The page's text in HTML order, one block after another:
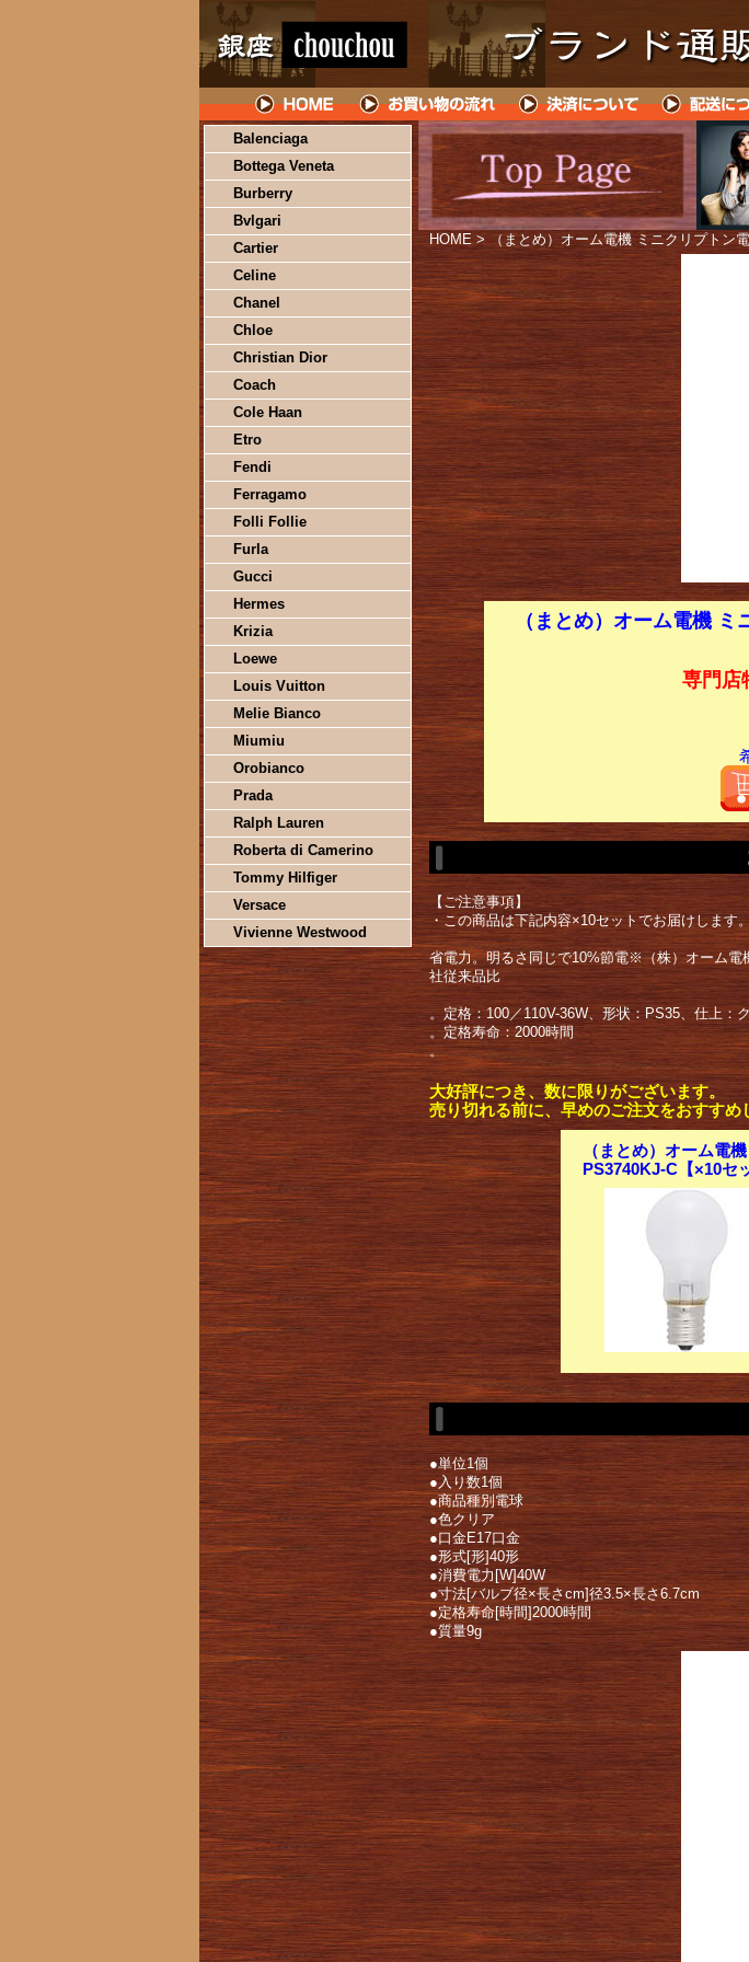
Balenciaga
Bottega Veneta
Burberry
Bvlgari
Cartier
Celine
Chanel
Chloe
Christian Dior
Coach
Cole Haan
Etro
Fendi
Ferragamo
Folli Follie
Furla
Gucci
Hermes
Krizia
Loewe
Louis Vuitton
Melie Bianco
Miumiu
Orobianco
Prada
Ralph Lauren
Roberta di Camerino
Tommy Hilfiger
Versace
Vivienne Westwood
HOME > （まとめ）オーム電機 ミニクリプトン
（まとめ）オーム電機
専門店
【ご注意事項】
・この商品は下記内容×10セットでお届けします
省電力。明るさ同じで10%節電※（株）オーム電
社従来品比
。定格：100／110V-36W、形状：PS35、仕上：
。定格寿命：2000時間
。
大好評につき、数に限りがございます。
売り切れる前に、早めのご注文をおすすめ
（まとめ）オーム電
PS3740KJ-C【×10セ
●単位1個
●入り数1個
●商品種別電球
●色クリア
●口金E17口金
●形式[形]40形
●消費電力[W]40W
●寸法[バルブ径×長さcm]径3.5×長さ6.7cm
●定格寿命[時間]2000時間
●質量9g